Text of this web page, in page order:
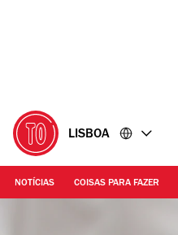
LISBOA
NOTÍCIAS COISAS PARA FAZER